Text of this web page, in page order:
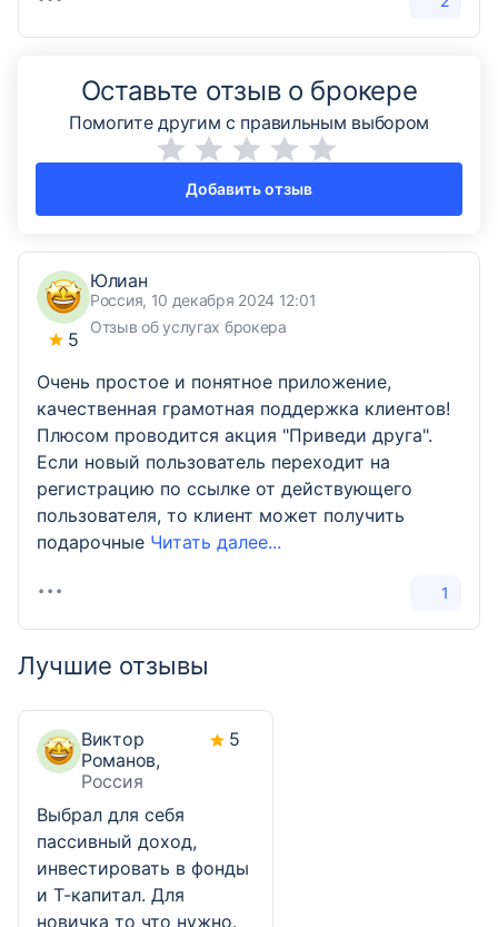
Оставьте отзыв о брокере
Помогите другим с правильным выбором
Добавить отзыв
5
Юлиан
Россия, 10 декабря 2024 12:01
Отзыв об услугах брокера
Очень простое и понятное приложение,
качественная грамотная поддержка клиентов!
Плюсом проводится акция "Приведи друга".
Если новый пользователь переходит на
регистрацию по ссылке от действующего
пользователя, то клиент может получить
подарочные Читать далее...
1
Лучшие отзывы
Виктор
Романов,
Россия
5
Выбрал для себя
пассивный доход,
инвестировать в фонды
и Т-капитал. Для
новичка то что нужно.